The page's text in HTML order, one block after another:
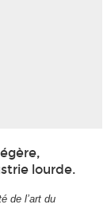
lourde.
de l’art du